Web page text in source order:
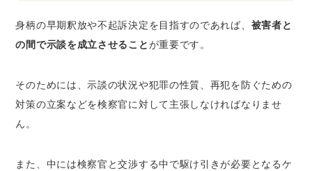
身柄の早期釈放や不起訴決定を目指すのであれば、 被害者と
の間で示談を成立させることが重要です。
そのためには、示談の状況や犯罪の性質、再犯を防ぐための
対策の立案などを検察官に対して主張しなければなりませ
ん。
また、中には検察官と交渉する中で駆け引きが必要となるケ